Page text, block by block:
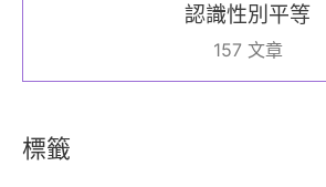
認識性別平等
157 文章
標籤